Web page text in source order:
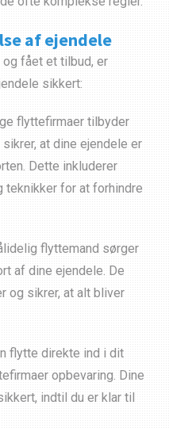
af ejendele
fået et tilbud, er
sikkert:
flyttefirmaer tilbyder
at dine ejendele er
Dette inkluderer
teknikker for at forhindre
flyttemand sørger
af dine ejendele. De
og sikrer, at alt bliver
flytte direkte ind i dit
opbevaring. Dine
indtil du er klar til